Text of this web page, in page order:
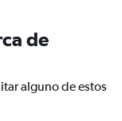
de
alguno de estos